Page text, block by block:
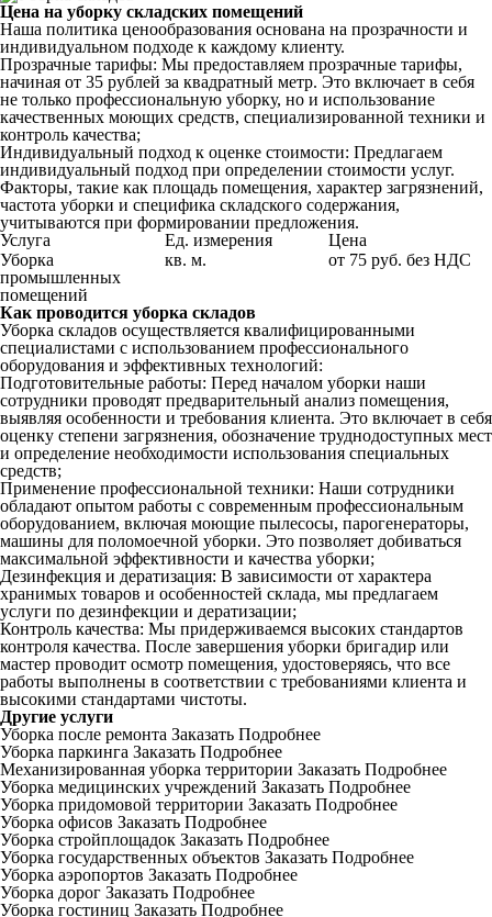
Цена на уборку складских помещений
Наша политика ценообразования основана на прозрачности и
индивидуальном подходе к каждому клиенту.
Прозрачные тарифы: Мы предоставляем прозрачные тарифы,
начиная от 35 рублей за квадратный метр. Это включает в себя
не только профессиональную уборку, но и использование
качественных моющих средств, специализированной техники и
контроль качества;
Индивидуальный подход к оценке стоимости: Предлагаем
индивидуальный подход при определении стоимости услуг.
Факторы, такие как площадь помещения, характер загрязнений,
частота уборки и специфика складского содержания,
учитываются при формировании предложения.
Услуга
Ед. измерения
Цена
Уборка
промышленных
помещений
кв. м. от 75 руб. без НДС
Как проводится уборка складов
Уборка складов осуществляется квалифицированными
специалистами с использованием профессионального
оборудования и эффективных технологий:
Подготовительные работы: Перед началом уборки наши
сотрудники проводят предварительный анализ помещения,
выявляя особенности и требования клиента. Это включает в себя
оценку степени загрязнения, обозначение труднодоступных мест
и определение необходимости использования специальных
средств;
Применение профессиональной техники: Наши сотрудники
обладают опытом работы с современным профессиональным
оборудованием, включая моющие пылесосы, парогенераторы,
машины для поломоечной уборки. Это позволяет добиваться
максимальной эффективности и качества уборки;
Дезинфекция и дератизация: В зависимости от характера
хранимых товаров и особенностей склада, мы предлагаем
услуги по дезинфекции и дератизации;
Контроль качества: Мы придерживаемся высоких стандартов
контроля качества. После завершения уборки бригадир или
мастер проводит осмотр помещения, удостоверяясь, что все
работы выполнены в соответствии с требованиями клиента и
высокими стандартами чистоты.
Другие услуги
Уборка после ремонта Заказать Подробнее
Уборка паркинга Заказать Подробнее
Механизированная уборка территории Заказать Подробнее
Уборка медицинских учреждений Заказать Подробнее
Уборка придомовой территории Заказать Подробнее
Уборка офисов Заказать Подробнее
Уборка стройплощадок Заказать Подробнее
Уборка государственных объектов Заказать Подробнее
Уборка аэропортов Заказать Подробнее
Уборка дорог Заказать Подробнее
Уборка гостиниц Заказать Подробнее